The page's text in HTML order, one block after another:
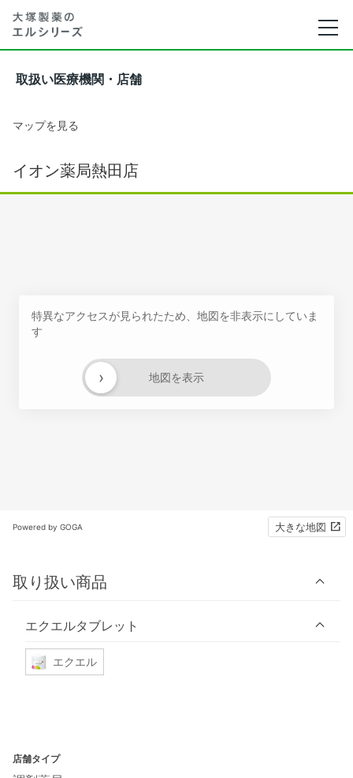
取扱い医療機関・店舗
マップを見る
イオン薬局熱田店
特異なアクセスが見られたため、地図を非表示にしていま
す
地図を表示
›
Powered by GOGA 大きな地図
取り扱い商品
エクエルタブレット
エクエル
店舗タイプ